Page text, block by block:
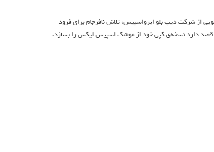
از شرکت دیپ بلو ایرواسپیس، تلاش نافرجام برای فرود